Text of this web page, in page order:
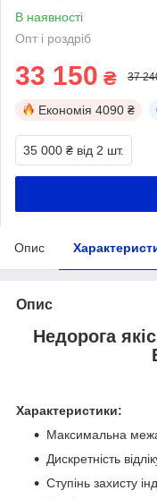
В наявності
Опт і роздріб
33 150 ₴ 37
Економія 4090 ₴
35 000 ₴ від 2 шт.
Опис
Опис
Недорога
Характеристики:
Максимальна
Дискретність
Ступінь захисту